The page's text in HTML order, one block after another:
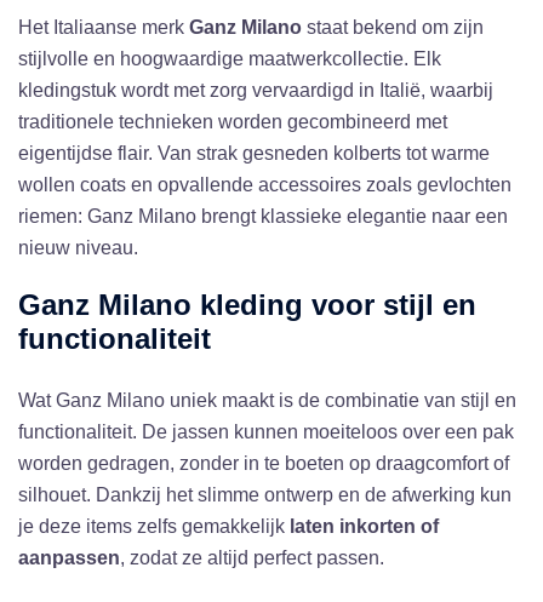
Het Italiaanse merk Ganz Milano staat bekend om zijn
stijlvolle en hoogwaardige maatwerkcollectie. Elk
kledingstuk wordt met zorg vervaardigd in Italië, waarbij
traditionele technieken worden gecombineerd met
eigentijdse flair. Van strak gesneden kolberts tot warme
wollen coats en opvallende accessoires zoals gevlochten
riemen: Ganz Milano brengt klassieke elegantie naar een
nieuw niveau.
Ganz Milano kleding voor stijl en
functionaliteit
Wat Ganz Milano uniek maakt is de combinatie van stijl en
functionaliteit. De jassen kunnen moeiteloos over een pak
worden gedragen, zonder in te boeten op draagcomfort of
silhouet. Dankzij het slimme ontwerp en de afwerking kun
je deze items zelfs gemakkelijk laten inkorten of
aanpassen, zodat ze altijd perfect passen.